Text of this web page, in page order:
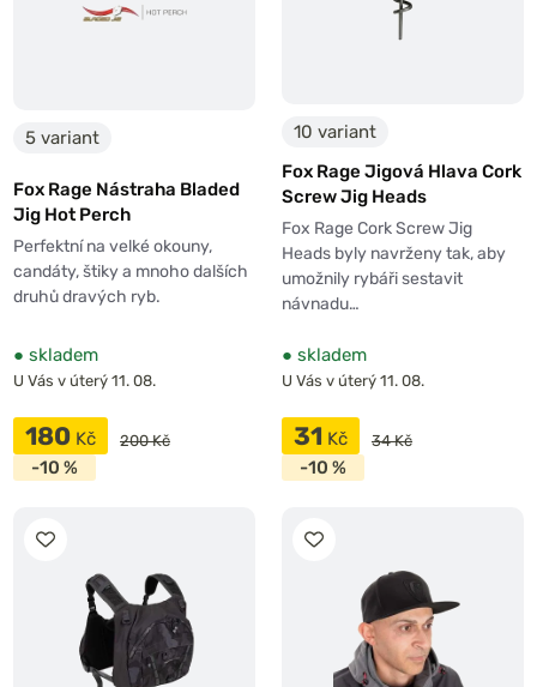
5 variant
Fox Rage Nástraha Bladed
Jig Hot Perch
Perfektní na velké okouny,
candáty, štiky a mnoho dalších
druhů dravých ryb.
● skladem
U Vás v úterý 11. 08.
180 Kč 200 Kč
-10 %
10 variant
Fox Rage Jigová Hlava Cork
Screw Jig Heads
Fox Rage Cork Screw Jig
Heads byly navrženy tak, aby
umožnily rybáři sestavit
návnadu…
● skladem
U Vás v úterý 11. 08.
31 Kč 34 Kč
-10 %